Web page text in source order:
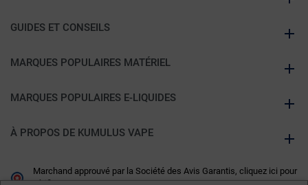
GUIDES ET CONSEILS
MARQUES POPULAIRES MATÉRIEL
MARQUES POPULAIRES E-LIQUIDES
À PROPOS DE KUMULUS VAPE
Marchand approuvé par la Société des Avis Garantis, cliquez ici pour